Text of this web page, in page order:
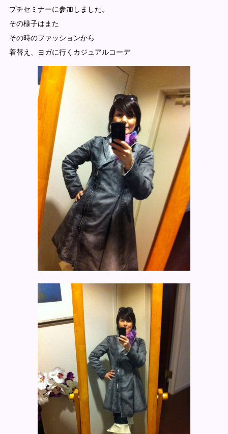
プチセミナーに参加しました。
その様子はまた
その時のファッションから
着替え、ヨガに行くカジュアルコーデ